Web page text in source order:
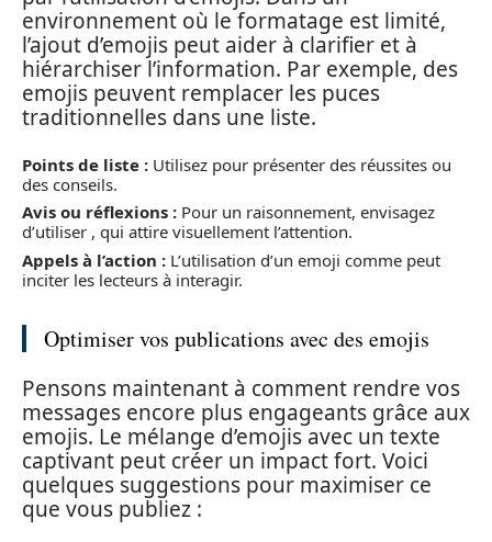
environnement où le formatage est limité,
l’ajout d’emojis peut aider à clarifier et à
hiérarchiser l’information. Par exemple, des
emojis peuvent remplacer les puces
traditionnelles dans une liste.
Points de liste : Utilisez pour présenter des réussites ou
des conseils.
Avis ou réflexions : Pour un raisonnement, envisagez
d’utiliser , qui attire visuellement l’attention.
Appels à l’action : L’utilisation d’un emoji comme peut
inciter les lecteurs à interagir.
Optimiser vos publications avec des emojis
Pensons maintenant à comment rendre vos
messages encore plus engageants grâce aux
emojis. Le mélange d’emojis avec un texte
captivant peut créer un impact fort. Voici
quelques suggestions pour maximiser ce
que vous publiez :